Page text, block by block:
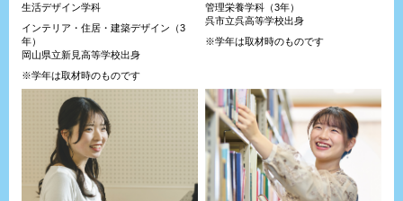
生活デザイン学科
インテリア・住居・建築デザイン（3
年）
岡山県立新見高等学校出身
※学年は取材時のものです
管理栄養学科（3年）
呉市立呉高等学校出身
※学年は取材時のものです